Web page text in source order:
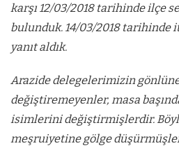
karşı 12/03/2018 tarihinde ilçe
bulunduk. 14/03/2018 tarihinde
yanıt aldık.
Arazide delegelerimizin
değiştiremeyenler, masa
isimlerini değiştirmişlerdir.
meşruiyetine gölge